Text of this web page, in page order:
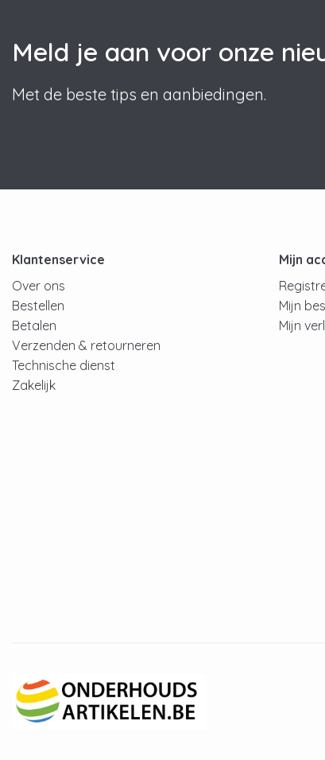
Meld je aan voor onze
Met de beste tips en aanbiedingen.
Klantenservice
Over ons
Bestellen
Betalen
Verzenden & retourneren
Technische dienst
Zakelijk
Mijn
Mijn
Mijn